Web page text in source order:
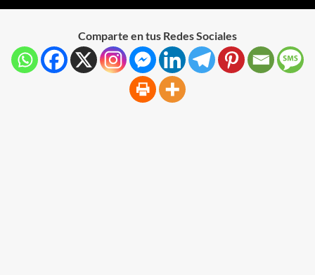
Comparte en tus Redes Sociales